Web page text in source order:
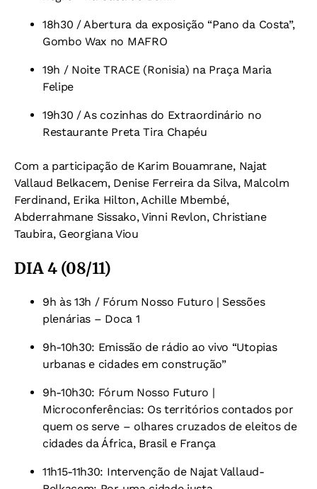
18h30 / Abertura da exposição “Pano da Costa”,
Gombo Wax no MAFRO
19h / Noite TRACE (Ronisia) na Praça Maria
Felipe
19h30 / As cozinhas do Extraordinário no
Restaurante Preta Tira Chapéu
Com a participação de Karim Bouamrane, Najat
Vallaud Belkacem, Denise Ferreira da Silva, Malcolm
Ferdinand, Erika Hilton, Achille Mbembé,
Abderrahmane Sissako, Vinni Revlon, Christiane
Taubira, Georgiana Viou
DIA 4 (08/11)
9h às 13h / Fórum Nosso Futuro | Sessões
plenárias – Doca 1
9h-10h30: Emissão de rádio ao vivo “Utopias
urbanas e cidades em construção”
9h-10h30: Fórum Nosso Futuro |
Microconferências: Os territórios contados por
quem os serve – olhares cruzados de eleitos de
cidades da África, Brasil e França
11h15-11h30: Intervenção de Najat Vallaud-